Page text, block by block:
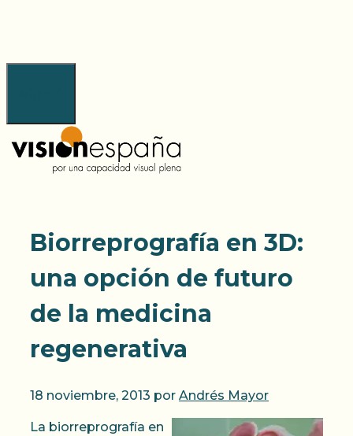
Biorreprografía en 3D:
una opción de futuro
de la medicina
regenerativa
18 noviembre, 2013 por Andrés Mayor
La biorreprografía en